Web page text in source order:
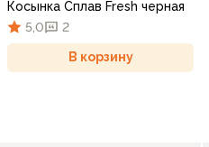
Косынка Сплав Fresh черная
5,0
2
В корзину